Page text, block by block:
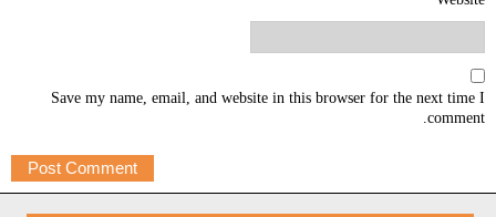
Save my name, email, and website in this browser for the next time I
comment.